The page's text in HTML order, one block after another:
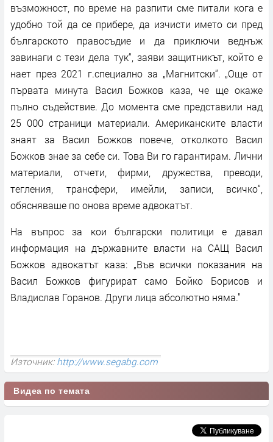
възможност, по време на разпити сме питали кога е
удобно той да се прибере, да изчисти името си пред
българското правосъдие и да приключи веднъж
завинаги с тези дела тук“, заяви защитникът, който е
нает през 2021 г.специално за „Магнитски“. „Още от
първата минута Васил Божков каза, че ще окаже
пълно съдействие. До момента сме представили над
25 000 страници материали. Американските власти
знаят за Васил Божков повече, отколкото Васил
Божков знае за себе си. Това Ви го гарантирам. Лични
материали, отчети, фирми, дружества, преводи,
тегления, трансфери, имейли, записи, всичко“,
обясняваше по онова време адвокатът.
На въпрос за кои български политици е давал
информация на държавните власти на САЩ Васил
Божков адвокатът каза: „Във всички показания на
Васил Божков фигурират само Бойко Борисов и
Владислав Горанов. Други лица абсолютно няма."
Източник:http://www.segabg.com
Видеа по темата